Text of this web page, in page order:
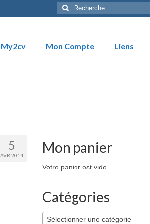
Rechercher
:
My2cv Mon Compte
Liens
5
AVR 2014 Mon panier
Votre panier est vide.
Catégories
Sélectionner une catégorie